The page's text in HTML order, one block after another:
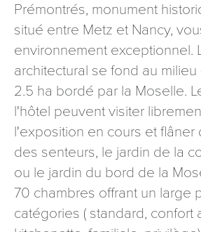
Prémontrés, monument
situé entre Metz et Nancy,
environnement exceptionnel.
architectural se fond au
2.5 ha bordé par la Moselle.
l'hôtel peuvent visiter
l'exposition en cours et flâner
des senteurs, le jardin de la
ou le jardin du bord de la
70 chambres offrant un large
catégories ( standard, confort
signé accompagné de la copie d’un titre
l’adresse suivante : Meurthe & Moselle
esplanade Jacques-Baudot CO 90019
cedex